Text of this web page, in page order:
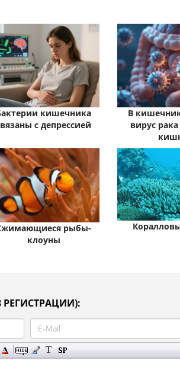
кишечника
с депрессией
В
вирус
рыбы-
клоуны